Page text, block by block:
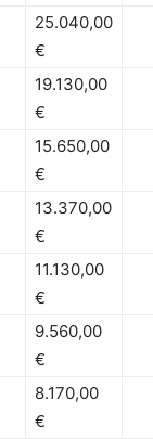
25.040,00
€
19.130,00
€
15.650,00
€
13.370,00
€
11.130,00
€
9.560,00
€
8.170,00
€